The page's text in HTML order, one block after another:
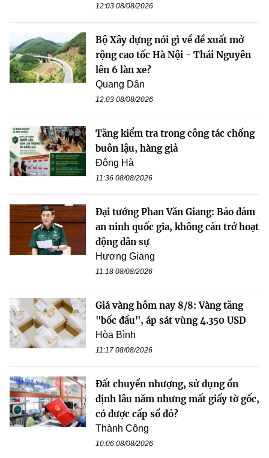
12:03 08/08/2026
Bộ Xây dựng nói gì về đề xuất mở
rộng cao tốc Hà Nội - Thái Nguyên
lên 6 làn xe?
Quang Dân
12:03 08/08/2026
Tăng kiểm tra trong công tác chống
buôn lậu, hàng giả
Đông Hà
11:36 08/08/2026
Đại tướng Phan Văn Giang: Bảo đảm
an ninh quốc gia, không cản trở hoạt
động dân sự
Hương Giang
11:18 08/08/2026
Giá vàng hôm nay 8/8: Vàng tăng
"bốc đầu", áp sát vùng 4.350 USD
Hòa Bình
11:17 08/08/2026
Đất chuyển nhượng, sử dụng ổn
định lâu năm nhưng mất giấy tờ gốc,
có được cấp sổ đỏ?
Thành Công
10:06 08/08/2026